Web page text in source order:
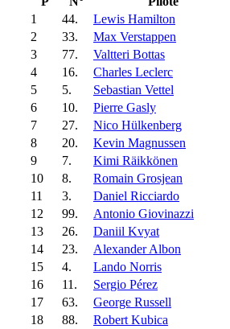
1
44. Lewis Hamilton
2
33. Max Verstappen
3
77. Valtteri Bottas
4
16. Charles Leclerc
5
5. Sebastian Vettel
6
10. Pierre Gasly
7
27. Nico Hülkenberg
8
20. Kevin Magnussen
9
7. Kimi Räikkönen
10
8. Romain Grosjean
11
3. Daniel Ricciardo
12
99. Antonio Giovinazzi
13
26. Daniil Kvyat
14
23. Alexander Albon
15
4. Lando Norris
16
11. Sergio Pérez
17
63. George Russell
18
88. Robert Kubica